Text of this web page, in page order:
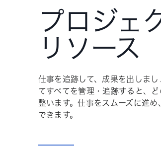
プロジェ
リソース
仕事を追跡して、成果を出しま
てすべてを管理・追跡すると、
整います。仕事をスムーズに進
できます。